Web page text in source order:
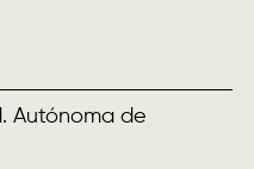
Autónoma de